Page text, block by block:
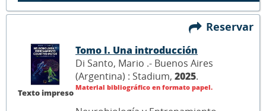
Reservar
Texto impreso
Tomo I. Una introducción
Di Santo, Mario .- Buenos Aires
(Argentina) : Stadium, 2025.
Material bibliográfico en formato papel.